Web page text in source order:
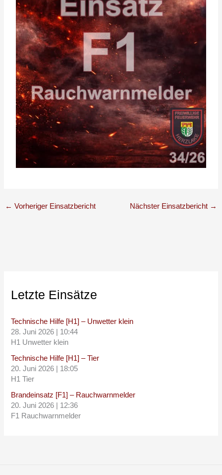
Letzte Einsätze
Technische Hilfe [H1] – Unwetter klein
28. Juni 2026
10:44
H1 Unwetter klein
Technische Hilfe [H1] – Tier
20. Juni 2026 | 18:05
H1 Tier
Brandeinsatz [F1] – Rauchwarnmelder
20. Juni 2026 | 12:36
F1 Rauchwarnmelder
← Vorheriger Einsatzbericht Nächster Einsatzbericht →